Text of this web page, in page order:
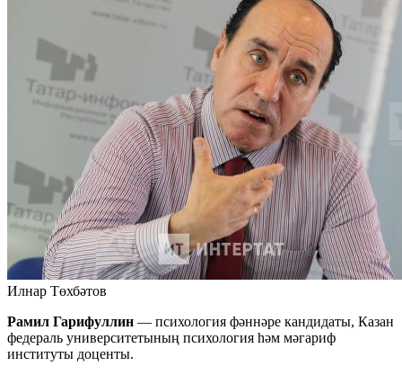
Илнар Төхбәтов
Рамил Гарифуллин — психология фәннәре кандидаты, Казан
федераль университетының психология һәм мәгариф
институты доценты.